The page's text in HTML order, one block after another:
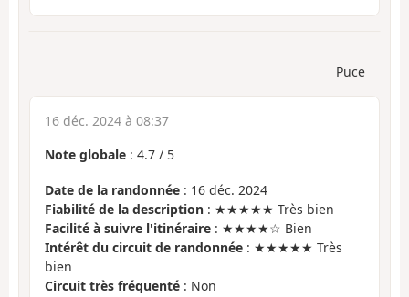
Puce
16 déc. 2024 à 08:37
Note globale : 4.7 / 5
Date de la randonnée : 16 déc. 2024
Fiabilité de la description : ★★★★★ Très bien
Facilité à suivre l'itinéraire : ★★★★☆ Bien
Intérêt du circuit de randonnée : ★★★★★ Très
bien
Circuit très fréquenté : Non